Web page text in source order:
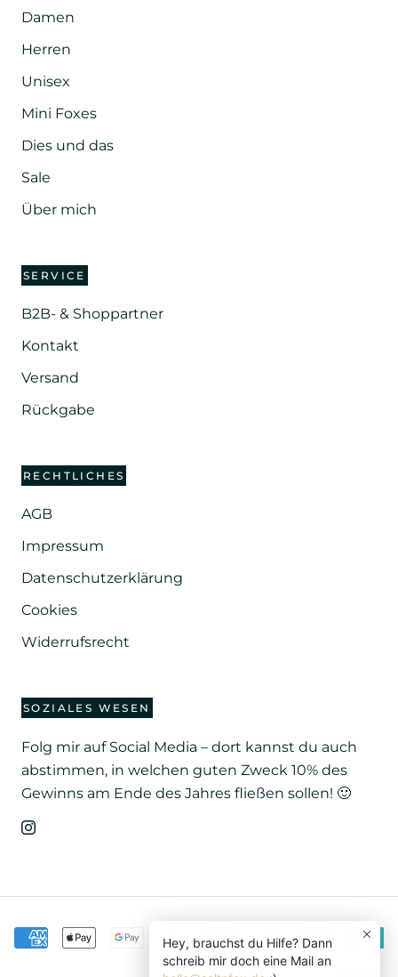
Damen
Herren
Unisex
Mini Foxes
Dies und das
Sale
Über mich
SERVICE
B2B- & Shoppartner
Kontakt
Versand
Rückgabe
RECHTLICHES
AGB
Impressum
Datenschutzerklärung
Cookies
Widerrufsrecht
SOZIALES WESEN
Folg mir auf Social Media – dort kannst du auch
abstimmen, in welchen guten Zweck 10% des
Gewinns am Ende des Jahres fließen sollen! 🙂
hello@saltnfox.de :)